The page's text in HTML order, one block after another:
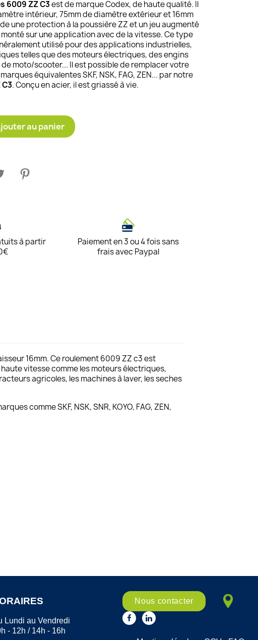
6009 ZZ C3est de marque Codex, de haute qualité. Il
intérieur, 75mm de diamètre extérieur et 16mm
une protection à la poussière ZZ et un jeu augmenté
sur une application avec de la vitesse. Ce type
utilisé pour des applications industrielles,
telles que des moteurs électriques, des engins
moto/scooter... Il est possible de remplacer votre
équivalentes SKF, NSK, FAG, ZEN... par notre
. Conçu en acier, il est griassé à vie.
au panier
à partir
Paiement en 3 ou 4 fois sans
frais avec Paypal
16mm. Ce roulement 6009 ZZ c3 est
vitesse comme les moteurs électriques,
agricoles, les machines à laver, les seches
comme SKF, NSK, SNR, KOYO, FAG, ZEN,
Lundi au Vendredi
- 12h / 14h - 16h
Nous contacter